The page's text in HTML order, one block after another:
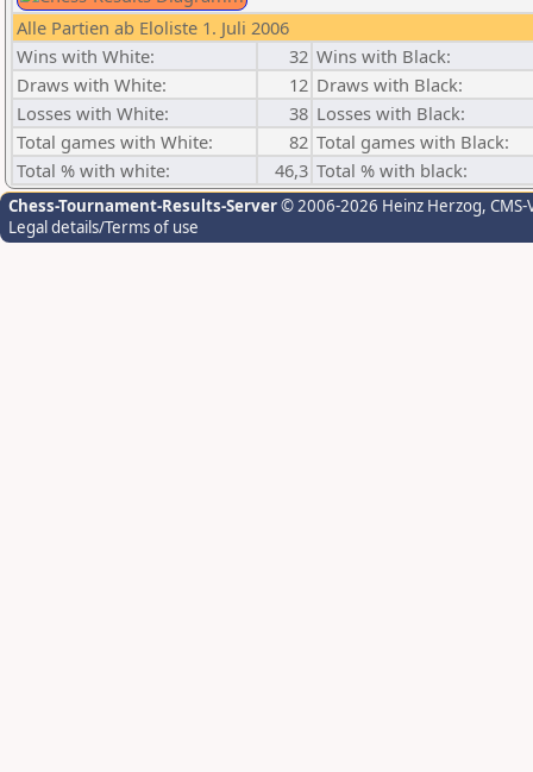
Alle Partien ab Eloliste 1. Juli 2006
Wins with White:
32 Wins with Black:
Draws with White:
12 Draws with Black:
Losses with White:
38 Losses with Black:
Total games with White:
82 Total games with Black:
Total % with white:
46,3 Total % with black:
Chess-Tournament-Results-Server© 2006-2026 Heinz Herzog,
Legal details/Terms of use